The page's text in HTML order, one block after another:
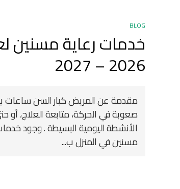
BLOG
خدمات رعاية مسنين
2026 – 2027
مقدمة عن المريض كبار السن ساعات
صعوبة في الحركة، متابعة العلاج، أو
الأنشطة اليومية البسيطة . وجود
مسنين في المنزل ب...